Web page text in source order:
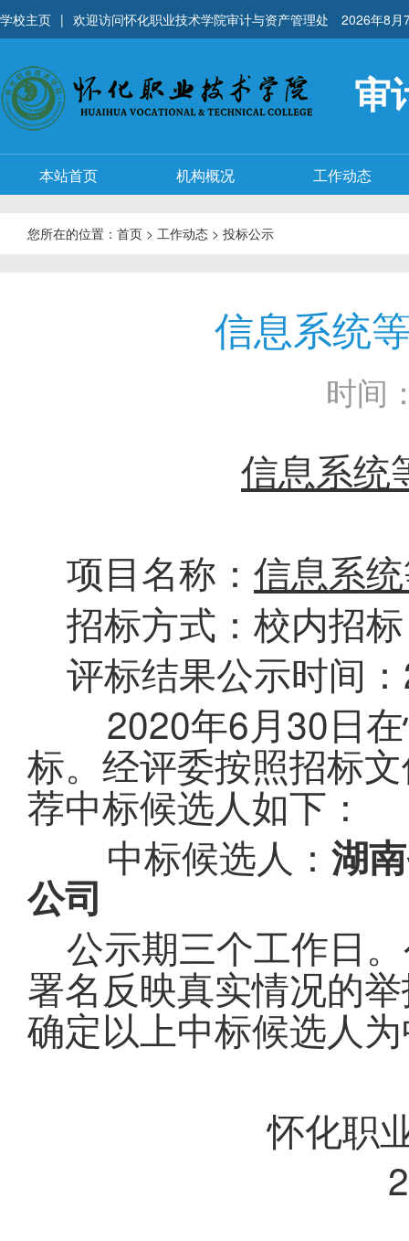
学校主页 | 欢迎访问怀化职业技术学院审计与资产管理处 2026年8月
审
本站首页 机构概况 工作动态
您所在的位置： 首页 > 工作动态 > 投标公示
信息系统
时间
信息系统
项目名称： 信息系
招标方式：校内招标
评标结果公示时间
2020年6月30日在
标。经评委按照招标
荐中标候选人如下：
中标候选人： 湖
公司
公示期三个工作日
署名反映真实情况的
确定以上中标候选人
怀化职
2020年6